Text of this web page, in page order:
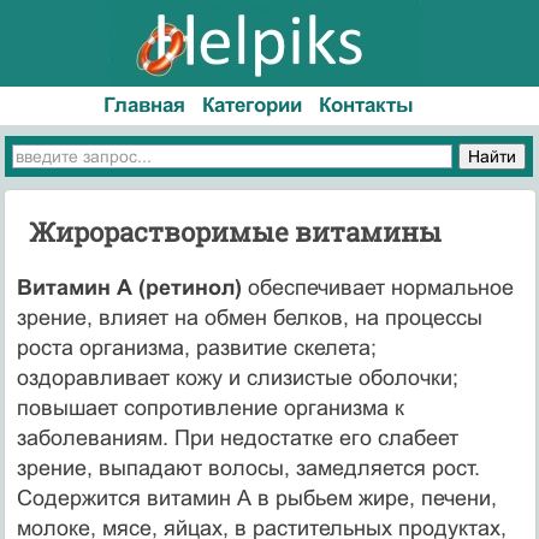
Главная Категории Контакты
Жирорастворимые витамины
Витамин А (ретинол) обеспечивает нормальное
зрение, влияет на обмен белков, на процессы
роста организма, развитие скелета;
оздоравливает кожу и слизистые оболочки;
повышает сопротивление организма к
заболеваниям. При недостатке его слабеет
зрение, выпадают волосы, замедляется рост.
Содержится витамин А в рыбьем жире, печени,
молоке, мясе, яйцах, в растительных продуктах,